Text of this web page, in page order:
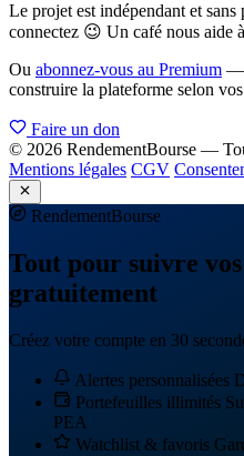
Le projet est indépendant et
connectez 😉 Un café nous aide
Ou abonnez-vous au Premium —
construire la plateforme selon
Faire un don
© 2026 RendementBourse —
Mentions légales CGV
RendementBourse
Tout pour suivre
gratuitement
Créez votre compte en 30
Alertes personnalisées
Portefeuilles illimités
PEA
Watchlist & favoris